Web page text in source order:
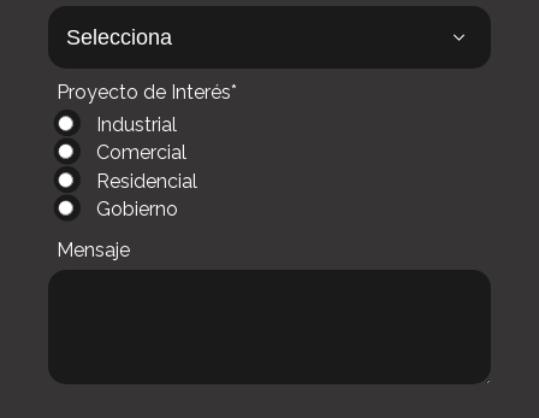
Proyecto de Interés*
Industrial
Comercial
Residencial
Gobierno
Mensaje